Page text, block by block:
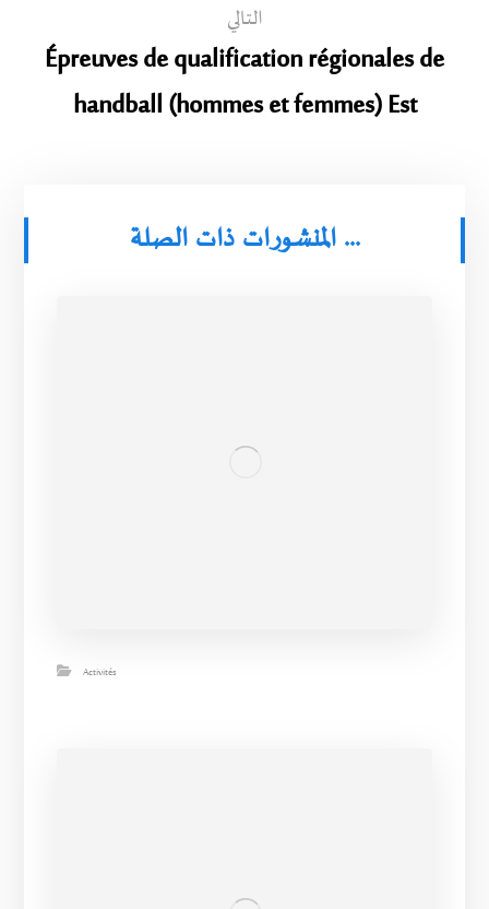
التالي
Épreuves de qualification régionales de
handball (hommes et femmes) Est
المنشورات ذات الصلة ...
Activités